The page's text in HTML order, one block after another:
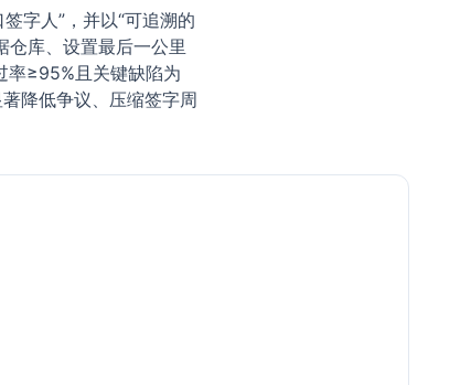
字人”，并以“可追溯的
仓库、设置最后一公里
率≥95%且关键缺陷为
降低争议、压缩签字周